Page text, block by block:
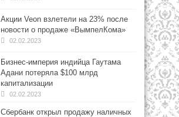
Акции Veon взлетели на 23% после
новости о продаже «ВымпелКома»
02.02.2023
Бизнес-империя индийца Гаутама
Адани потеряла $100 млрд
капитализации
02.02.2023
Сбербанк открыл продажу наличных